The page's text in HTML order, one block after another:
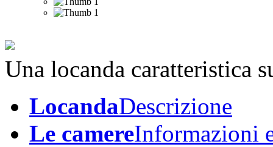
Una locanda caratteristica
LocandaDescrizione
Le camereInformazioni